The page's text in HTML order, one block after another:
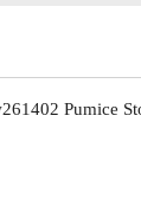
Pumice